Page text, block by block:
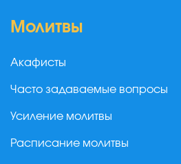
Молитвы
Акафисты
Часто задаваемые вопросы
Усиление молитвы
Расписание молитвы